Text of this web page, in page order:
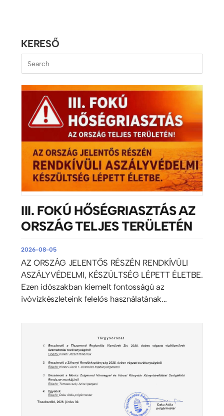
KERESŐ
III. FOKÚ HŐSÉGRIASZTÁS AZ
ORSZÁG TELJES TERÜLETÉN
2026-08-05
AZ ORSZÁG JELENTŐS RÉSZÉN RENDKÍVÜLI
ASZÁLYVÉDELMI, KÉSZÜLTSÉG LÉPETT ÉLETBE.
Ezen időszakban kiemelt fontosságú az
ivóvízkészleteink felelős használatának...